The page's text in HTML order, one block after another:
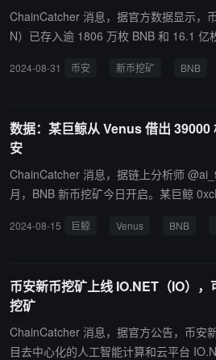
ChainCatcher 消息，据官方数据显示，
N）已存入逾 1806 万枚 BNB 和 16.1 亿
2024-08-31 币安 新币挖矿 BNB
数据：某巨鲸从 Venus 借出
安
ChainCatcher 消息，据链上分析师
月，BNB 新币挖矿今日开启。某巨鲸
之前的 IO 该巨鲸也投入了价值 1204 万
2024-08-15 巨鲸 Venus BNB
币安新币挖矿上线 IO.NET（IO）
挖矿
ChainCatcher 消息，据官方公告，币安
目去中心化的人工智能计算和云平台